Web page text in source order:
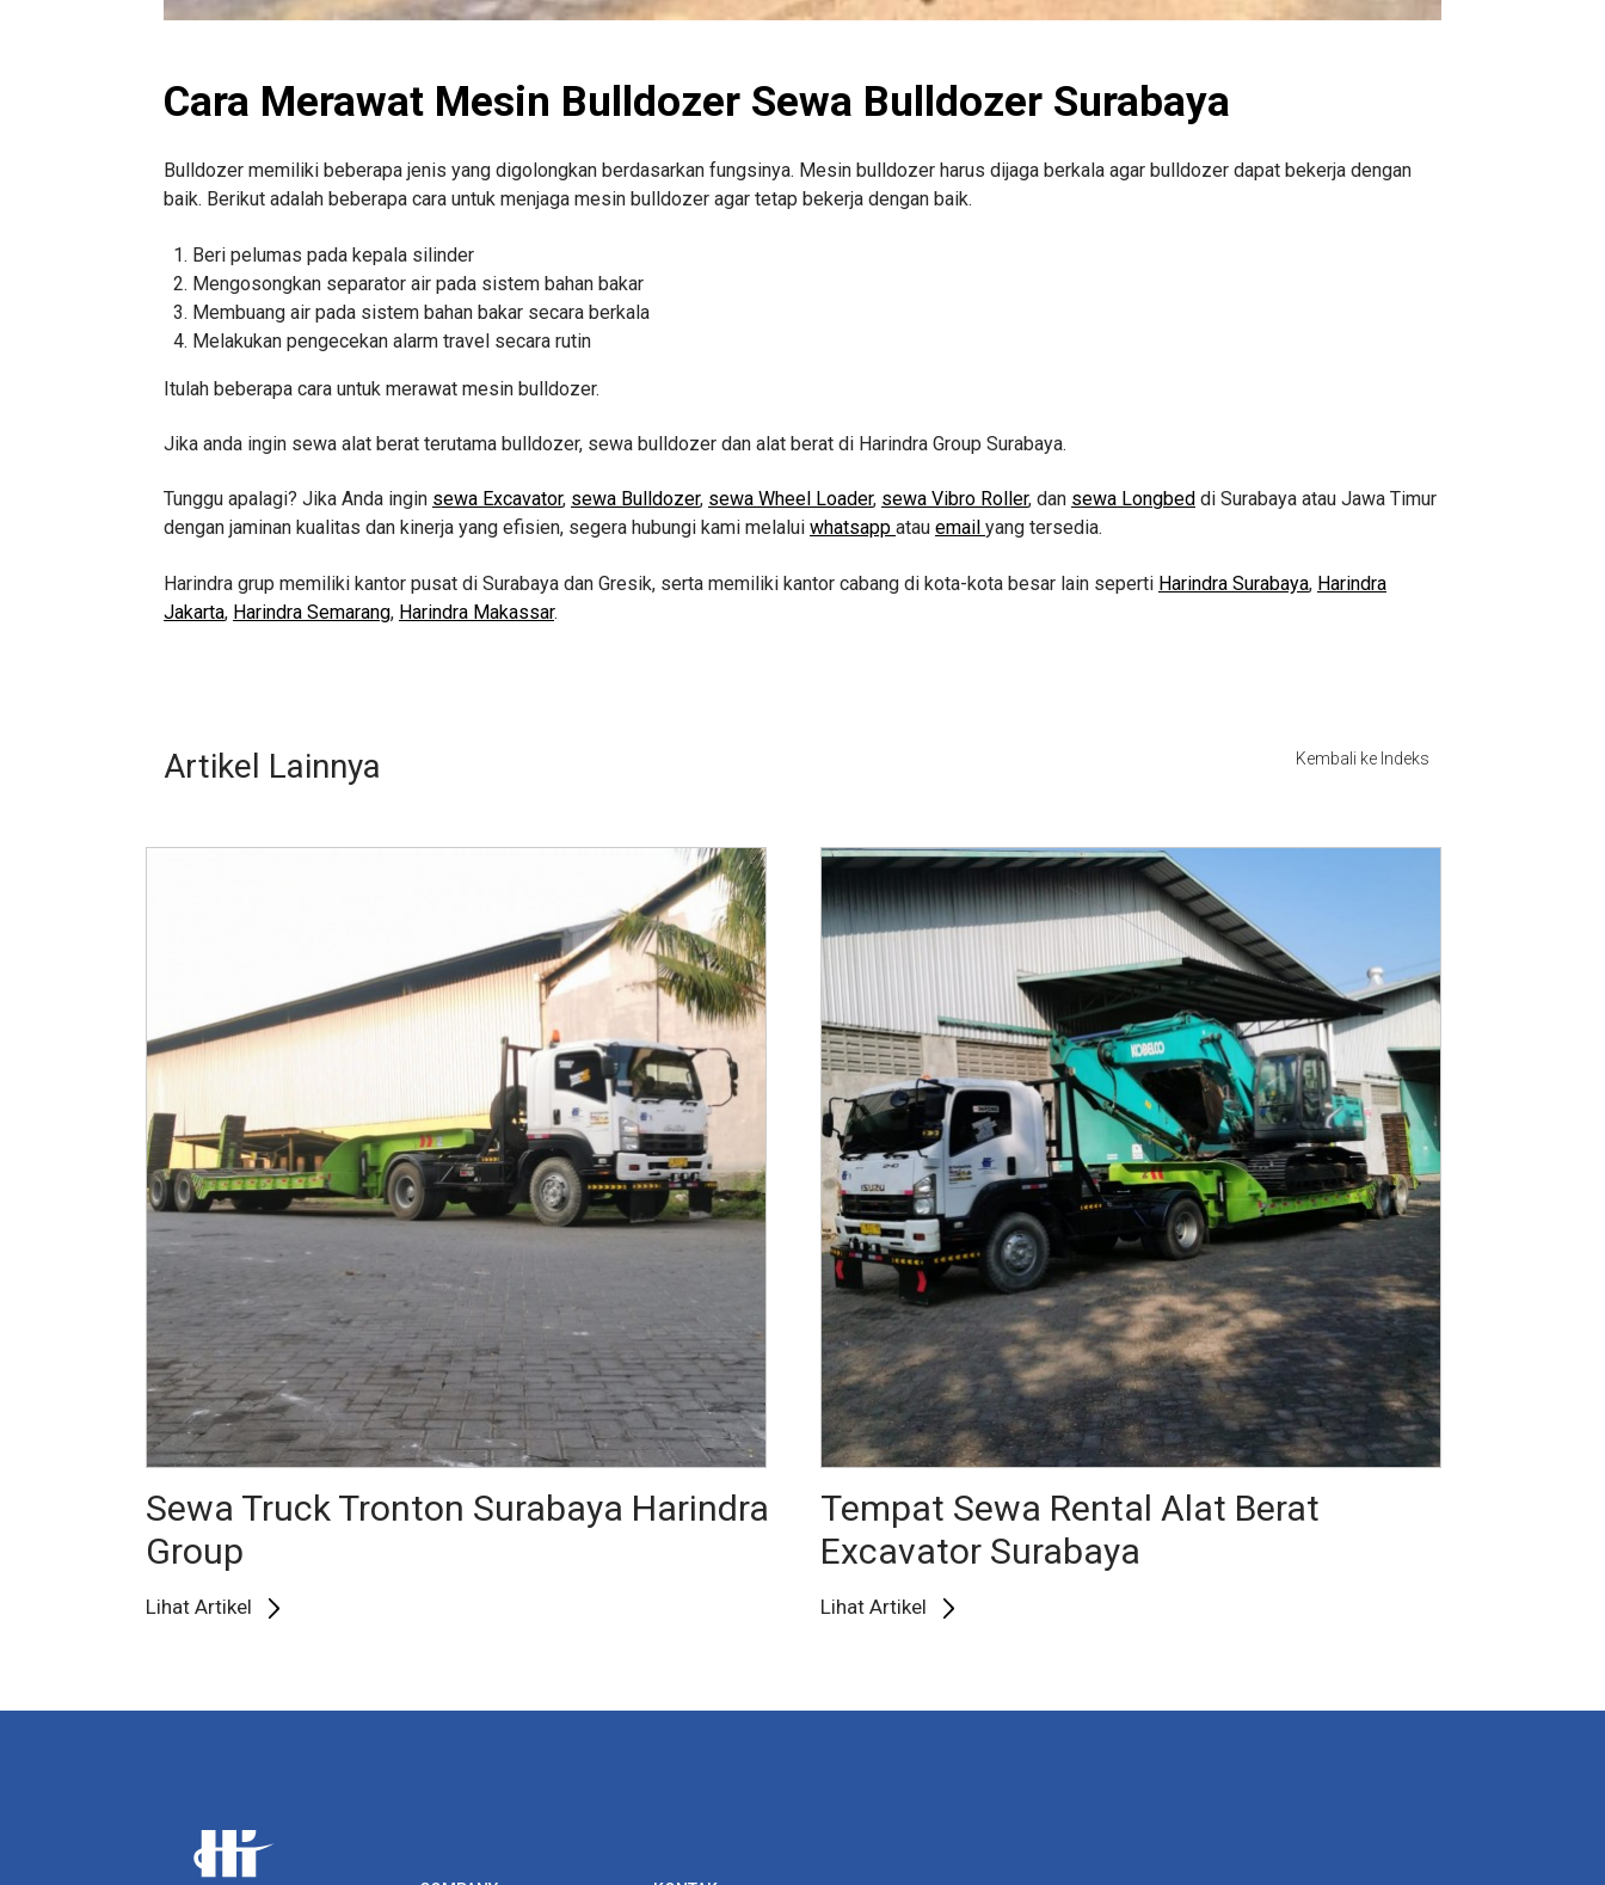
Cara Merawat Mesin Bulldozer Sewa Bulldozer Surabaya
Bulldozer memiliki beberapa jenis yang digolongkan berdasarkan fungsinya. Mesin bulldozer harus dijaga berkala agar bulldozer dapat bekerja dengan
baik. Berikut adalah beberapa cara untuk menjaga mesin bulldozer agar tetap bekerja dengan baik.
Beri pelumas pada kepala silinder
Mengosongkan separator air pada sistem bahan bakar
Membuang air pada sistem bahan bakar secara berkala
Melakukan pengecekan alarm travel secara rutin
Itulah beberapa cara untuk merawat mesin bulldozer.
Jika anda ingin sewa alat berat terutama bulldozer, sewa bulldozer dan alat berat di Harindra Group Surabaya.
Tunggu apalagi? Jika Anda ingin sewa Excavator, sewa Bulldozer, sewa Wheel Loader, sewa Vibro Roller, dan sewa Longbed di Surabaya atau Jawa Timur
dengan jaminan kualitas dan kinerja yang efisien, segera hubungi kami melalui whatsapp atau email yang tersedia.
Harindra grup memiliki kantor pusat di Surabaya dan Gresik, serta memiliki kantor cabang di kota-kota besar lain seperti Harindra Surabaya, Harindra
Jakarta, Harindra Semarang, Harindra Makassar.
Artikel Lainnya Kembali ke Indeks
Sewa Truck Tronton Surabaya Harindra
Group
Lihat Artikel
Tempat Sewa Rental Alat Berat
Excavator Surabaya
Lihat Artikel